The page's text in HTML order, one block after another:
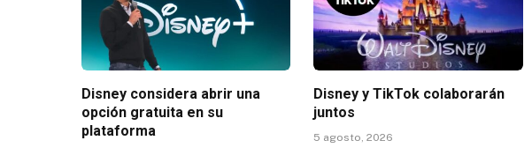
Disney considera abrir una
opción gratuita en su
plataforma
Disney y TikTok colaborarán
juntos
5 agosto, 2026